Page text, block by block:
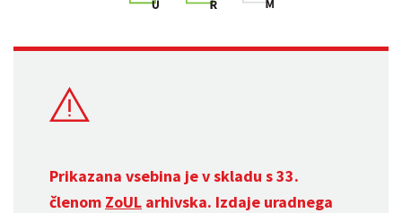
Prikazana vsebina je v skladu s 33.
členom ZoUL arhivska. Izdaje uradnega